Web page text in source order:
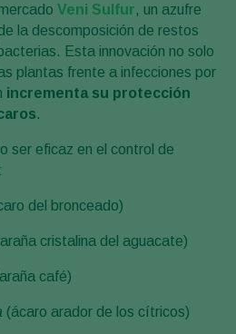
Veni Sulfur, un azufre
la descomposición de restos
Esta innovación no solo
plantas frente a infecciones por
incrementa su protección
.
ser eficaz en el control de
del bronceado)
cristalina del aguacate)
café)
(ácaro arador de los cítricos)